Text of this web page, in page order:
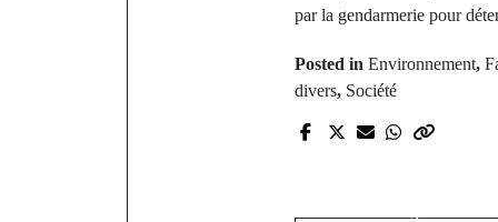
par la gendarmerie pour
Posted in Environnement,
divers, Société